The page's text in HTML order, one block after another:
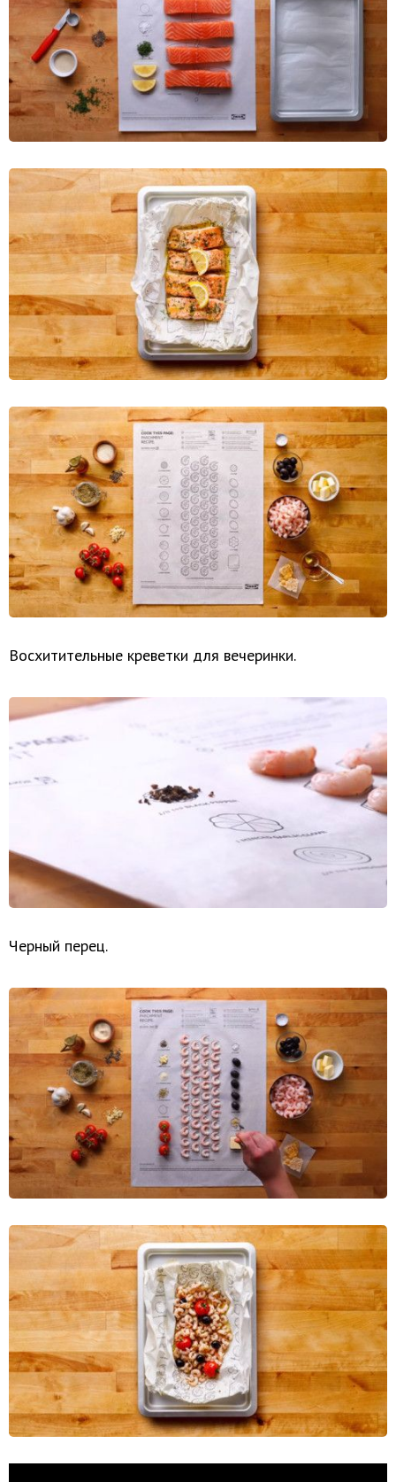
Восхитительные креветки для вечеринки.
Черный перец.